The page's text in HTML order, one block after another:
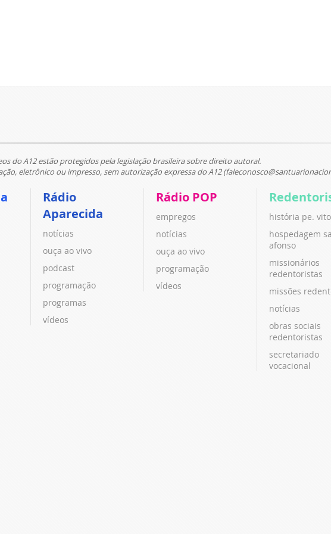
do A12 estão protegidos pela legislação brasileira sobre direito autoral.
eletrônico ou impresso, sem autorização expressa do A12
Rádio
Aparecida
notícias
ouça ao vivo
podcast
programação
programas
vídeos
Rádio POP
empregos
notícias
ouça ao vivo
programação
vídeos
história pe.
hospedagem
afonso
missionários
redentoristas
missões
notícias
obras sociais
redentoristas
secretariado
vocacional